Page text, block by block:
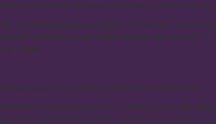
giram em torno de ideias populares ou crenças que
a noite inteira desde o início”: Na realidade, é normal
bem, é porque os pais estão fazendo algo errado”: O
de criação.
são baseadas em pesquisas científicas e podem incluir:
Esta teoria sugere que o padrão de sono das
e mais despertares noturnos, enquanto crianças mais